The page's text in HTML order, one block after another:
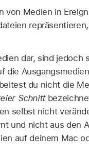
von Medien in
dar, sind
die
du nicht die
Schnitt
selbst nicht
und nicht aus den
auf deinem Mac